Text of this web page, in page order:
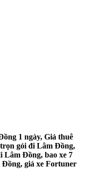
1 ngày, Giá thuê
gói đi Lâm Đồng,
Lâm Đồng, bao xe 7
Đồng, giá xe Fortuner